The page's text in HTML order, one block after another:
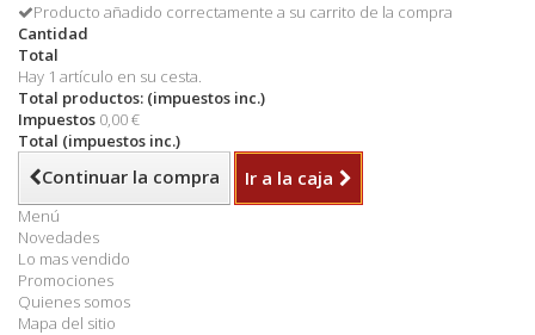
Producto añadido correctamente a su carrito de la compra
Cantidad
Total
Hay 1 artículo en su cesta.
Total productos: (impuestos inc.)
Impuestos 0,00 €
Total (impuestos inc.)
Continuar la compra Ir a la caja
Menú
Novedades
Lo mas vendido
Promociones
Quienes somos
Mapa del sitio